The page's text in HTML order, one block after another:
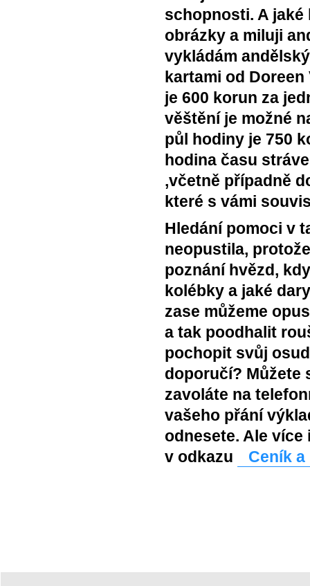
schopnosti. A
obrázky a miluji
vykládám
kartami od
je 600 korun za
věštění je možné
půl hodiny je 750
hodina času
,včetně případně
které s vámi
Hledání pomoci v
neopustila,
poznání hvězd,
kolébky a jaké
zase můžeme
a tak poodhalit
pochopit svůj
doporučí? Můžete
zavoláte na
vašeho přání
odnesete. Ale
v odkazu
Ceník